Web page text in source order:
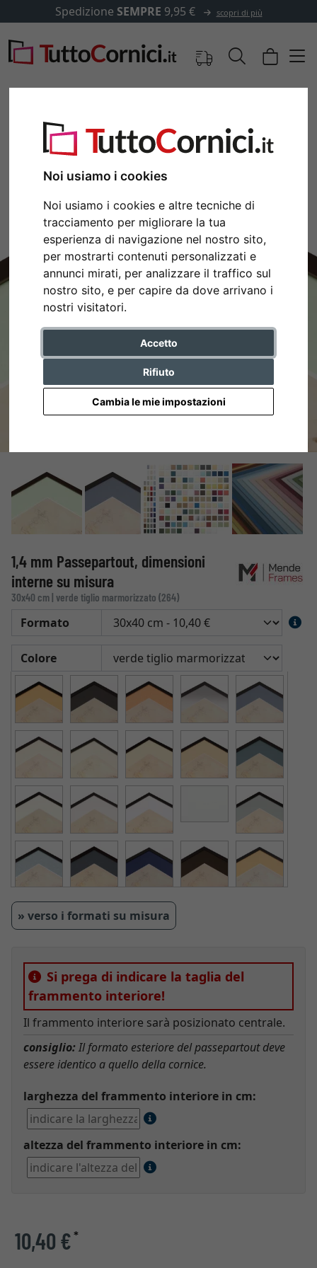
Noi usiamo i cookies
Noi usiamo i cookies e altre tecniche di
tracciamento per migliorare la tua
esperienza di navigazione nel nostro sito,
per mostrarti contenuti personalizzati e
annunci mirati, per analizzare il traffico sul
nostro sito, e per capire da dove arrivano i
nostri visitatori.
Accetto
Rifiuto
Cambia le mie impostazioni
Spedizione SEMPRE 9,95 € scopri di più
Indietro
1,4 mm Passepartout, dimensioni
interne su misura
30x40 cm | verde tiglio marmorizzato (264)
Formato
Colore
» verso i formati su misura
Si prega di indicare la taglia del
frammento interiore!
Il frammento interiore sarà posizionato centrale.
consiglio:Il formato esteriore del passepartout deve
essere identico a quello della cornice.
larghezza del frammento interiore in cm:
altezza del frammento interiore in cm:
10,40 €*